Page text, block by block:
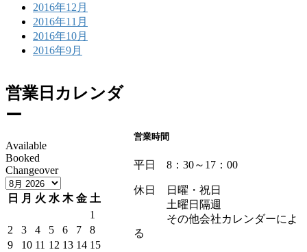
2016年12月
2016年11月
2016年10月
2016年9月
営業日カレンダ
ー
Available
Booked
Changeover
日 月 火 水 木 金 土
1
2
3 4 5 6 7
8
9
10 11 12 13 14 15
営業時間
平日 8：30～17：00
休日 日曜・祝日
土曜日隔週
その他会社カレンダーによ
る